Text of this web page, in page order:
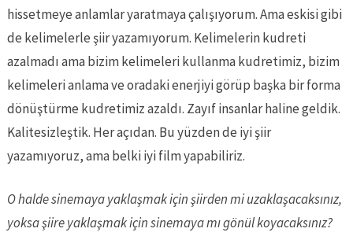
hissetmeye anlamlar yaratmaya çalışıyorum. Ama eskisi gibi
de kelimelerle şiir yazamıyorum. Kelimelerin kudreti
azalmadı ama bizim kelimeleri kullanma kudretimiz, bizim
kelimeleri anlama ve oradaki enerjiyi görüp başka bir forma
dönüştürme kudretimiz azaldı. Zayıf insanlar haline geldik.
Kalitesizleştik. Her açıdan. Bu yüzden de iyi şiir
yazamıyoruz, ama belki iyi film yapabiliriz.
O halde sinemaya yaklaşmak için şiirden mi uzaklaşacaksınız,
yoksa şiire yaklaşmak için sinemaya mı gönül koyacaksınız?